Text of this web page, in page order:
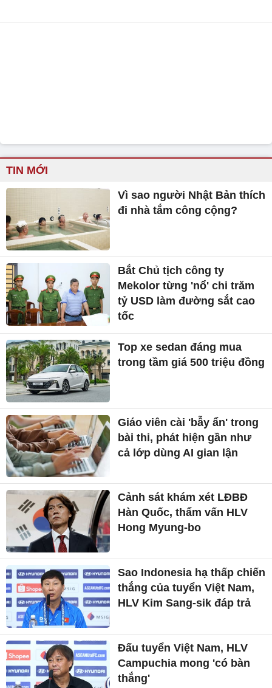
TIN MỚI
Vì sao người Nhật Bản thích
đi nhà tắm công cộng?
Bắt Chủ tịch công ty
Mekolor từng 'nổ' chi trăm
tỷ USD làm đường sắt cao
tốc
Top xe sedan đáng mua
trong tầm giá 500 triệu đồng
Giáo viên cài 'bẫy ẩn' trong
bài thi, phát hiện gần như
cả lớp dùng AI gian lận
Cảnh sát khám xét LĐBĐ
Hàn Quốc, thẩm vấn HLV
Hong Myung-bo
Sao Indonesia hạ thấp chiến
thắng của tuyển Việt Nam,
HLV Kim Sang-sik đáp trả
Đấu tuyển Việt Nam, HLV
Campuchia mong 'có bàn
thắng'